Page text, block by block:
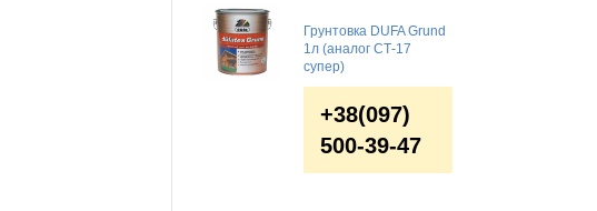
Грунтовка DUFA Grund
1л (аналог СТ-17
супер)
+38(097)
500-39-47